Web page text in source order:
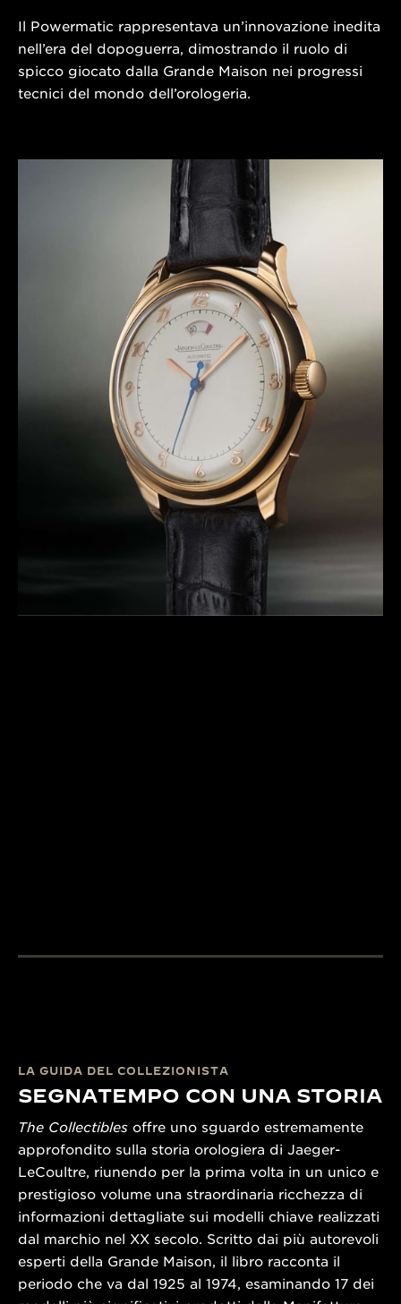
Il Powermatic rappresentava un’innovazione inedita
nell’era del dopoguerra, dimostrando il ruolo di
spicco giocato dalla Grande Maison nei progressi
tecnici del mondo dell’orologeria.
LA GUIDA DEL COLLEZIONISTA
SEGNATEMPO CON UNA STORIA
The Collectibles offre uno sguardo estremamente
approfondito sulla storia orologiera di Jaeger-
LeCoultre, riunendo per la prima volta in un unico e
prestigioso volume una straordinaria ricchezza di
informazioni dettagliate sui modelli chiave realizzati
dal marchio nel XX secolo. Scritto dai più autorevoli
esperti della Grande Maison, il libro racconta il
periodo che va dal 1925 al 1974, esaminando 17 dei